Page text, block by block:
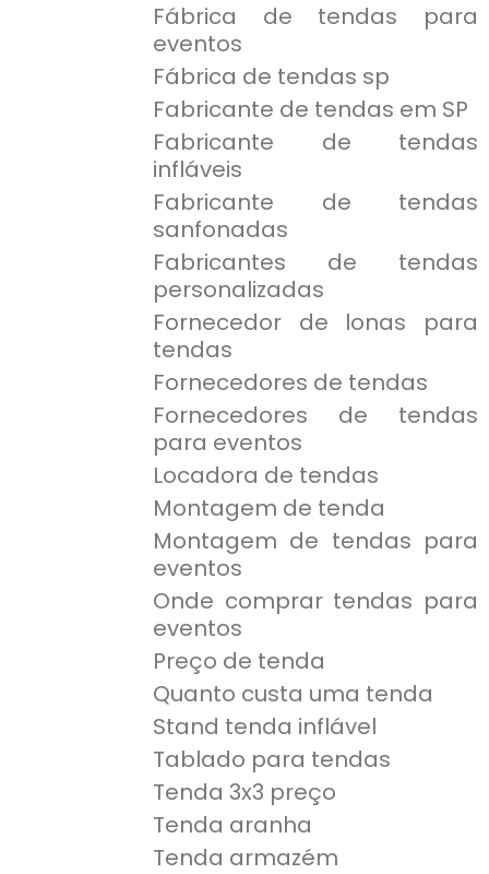
Fábrica de tendas para
eventos
Fábrica de tendas sp
Fabricante de tendas em SP
Fabricante de tendas
infláveis
Fabricante de tendas
sanfonadas
Fabricantes de tendas
personalizadas
Fornecedor de lonas para
tendas
Fornecedores de tendas
Fornecedores de tendas
para eventos
Locadora de tendas
Montagem de tenda
Montagem de tendas para
eventos
Onde comprar tendas para
eventos
Preço de tenda
Quanto custa uma tenda
Stand tenda inflável
Tablado para tendas
Tenda 3x3 preço
Tenda aranha
Tenda armazém